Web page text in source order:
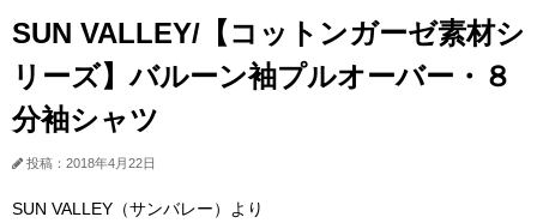
SUN VALLEY/【コットンガーゼ素材シ
リーズ】バルーン袖プルオーバー・８
分袖シャツ
投稿：2018年4月22日
SUN VALLEY（サンバレー）より